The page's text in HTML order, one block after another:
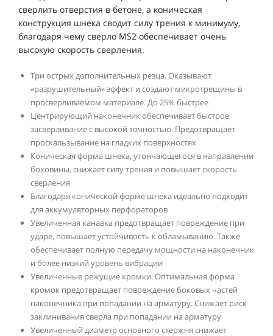
сверлить отверстия в бетоне, а коническая
конструкция шнека сводит силу трения к минимуму,
благодаря чему сверло MS2 обеспечивает очень
высокую скорость сверления.
Три острых дополнительных резца. Оказывают
«разрушительный» эффект и создают микротрещины в
просверливаемом материале. До 25% быстрее
Центрирующий наконечник обеспечивает быстрое
засверливание с высокой точностью. Предотвращает
проскальзывание на гладких поверхностях
Коническая форма шнека, утончающегося в направлении
боковины, снижает силу трения и повышает скорость
сверления
Благодаря конической форме шнека идеально подходит
для аккумуляторных перфораторов
Увеличенная канавка предотвращает повреждение при
ударе, повышает устойчивость к обламыванию. Также
обеспечивает полную передачу мощности на наконечник
и более низкий уровень вибрации
Увеличенные режущие кромки. Оптимальная форма
кромок предотвращает повреждение боковых частей
наконечника при попадании на арматуру. Снижает риск
заклинивания сверла при попадании на арматуру
Увеличенный диаметр основного стержня снижает